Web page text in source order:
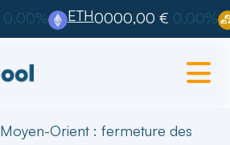
0,00% ETH0000,00 € 0,00%
Moyen-Orient : fermeture des